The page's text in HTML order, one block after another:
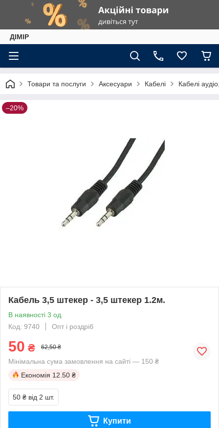
ДІМІР
Товари та послуги Аксесуари Кабелі Кабелі
–20%
Кабель 3,5 штекер - 3,5 штекер 1.2м.
В наявності 3 од.
Код: 9740
Опт і роздріб
50 ₴ 62,50 ₴
Мінімальна сума замовлення на сайті — 150 ₴
Економія 12.50 ₴
50 ₴ від 2 шт.
Купити